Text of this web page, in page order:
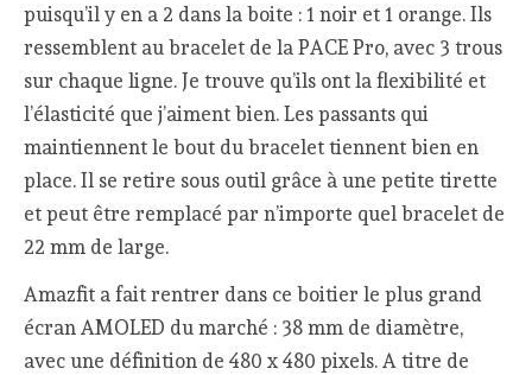
puisqu’il y en a 2 dans la boite : 1 noir et 1 orange. Ils
ressemblent au bracelet de la PACE Pro, avec 3 trous
sur chaque ligne. Je trouve qu’ils ont la flexibilité et
l’élasticité que j’aiment bien. Les passants qui
maintiennent le bout du bracelet tiennent bien en
place. Il se retire sous outil grâce à une petite tirette
et peut être remplacé par n’importe quel bracelet de
22 mm de large.
Amazfit a fait rentrer dans ce boitier le plus grand
écran AMOLED du marché : 38 mm de diamètre,
avec une définition de 480 x 480 pixels. A titre de